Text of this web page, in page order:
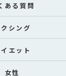
ある質問
シング
エット
女性